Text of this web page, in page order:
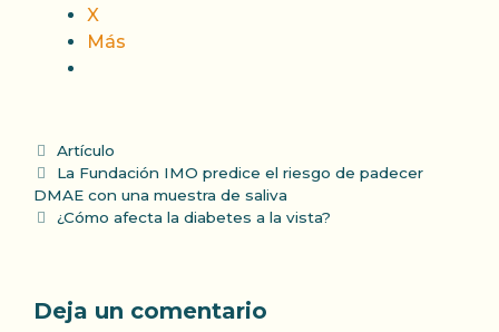
X
Más
Categorías
Artículo
La Fundación IMO predice el riesgo de padecer
DMAE con una muestra de saliva
¿Cómo afecta la diabetes a la vista?
Deja un comentario